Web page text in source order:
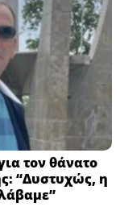
τον θάνατο
“Δυστυχώς, η